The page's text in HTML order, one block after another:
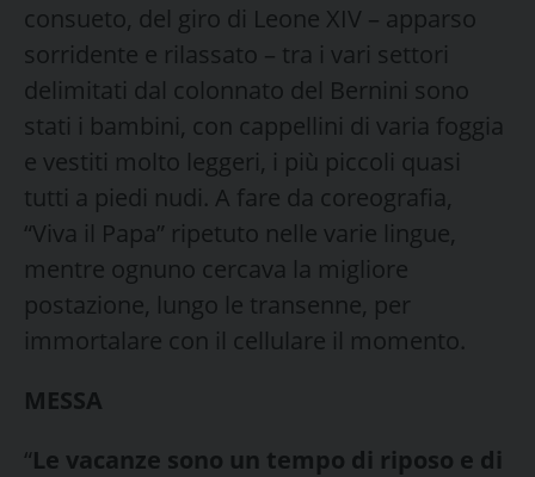
consueto, del giro di Leone XIV – apparso
sorridente e rilassato – tra i vari settori
delimitati dal colonnato del Bernini sono
stati i bambini, con cappellini di varia foggia
e vestiti molto leggeri, i più piccoli quasi
tutti a piedi nudi. A fare da coreografia,
“Viva il Papa” ripetuto nelle varie lingue,
mentre ognuno cercava la migliore
postazione, lungo le transenne, per
immortalare con il cellulare il momento.
MESSA
“Le vacanze sono un tempo di riposo e di